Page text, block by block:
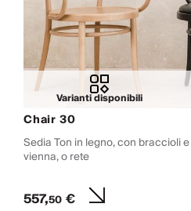
Varianti disponibili
Chair 30
Sedia Ton in legno, con braccioli
vienna, o rete
557,50€